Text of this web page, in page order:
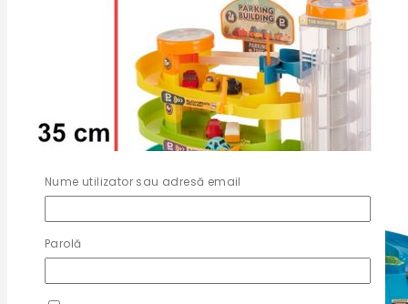
Nume utilizator sau adresă email
Parolă